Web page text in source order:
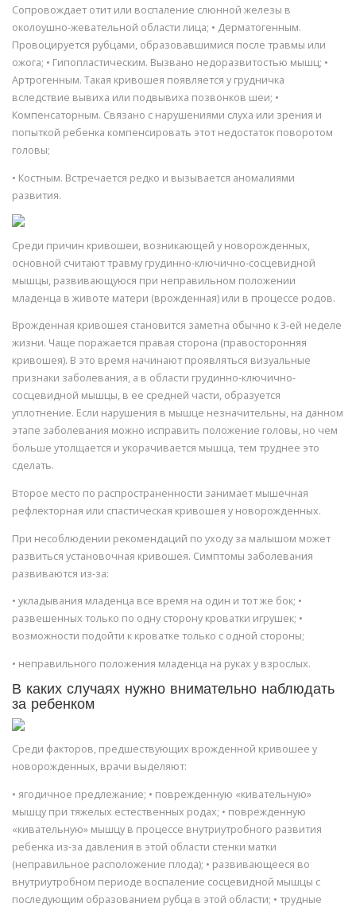
Сопровождает отит или воспаление слюнной железы в
околоушно-жевательной области лица; • Дерматогенным.
Провоцируется рубцами, образовавшимися после травмы или
ожога; • Гипопластическим. Вызвано недоразвитостью мышц; •
Артрогенным. Такая кривошея появляется у грудничка
вследствие вывиха или подвывиха позвонков шеи; •
Компенсаторным. Связано с нарушениями слуха или зрения и
попыткой ребенка компенсировать этот недостаток поворотом
головы;
• Костным. Встречается редко и вызывается аномалиями
развития.
Среди причин кривошеи, возникающей у новорожденных,
основной считают травму грудинно-ключично-сосцевидной
мышцы, развивающуюся при неправильном положении
младенца в животе матери (врожденная) или в процессе родов.
Врожденная кривошея становится заметна обычно к 3-ей неделе
жизни. Чаще поражается правая сторона (правосторонняя
кривошея). В это время начинают проявляться визуальные
признаки заболевания, а в области грудинно-ключично-
сосцевидной мышцы, в ее средней части, образуется
уплотнение. Если нарушения в мышце незначительны, на данном
этапе заболевания можно исправить положение головы, но чем
больше утолщается и укорачивается мышца, тем труднее это
сделать.
Второе место по распространенности занимает мышечная
рефлекторная или спастическая кривошея у новорожденных.
При несоблюдении рекомендаций по уходу за малышом может
развиться установочная кривошея. Симптомы заболевания
развиваются из-за:
• укладывания младенца все время на один и тот же бок; •
развешенных только по одну сторону кроватки игрушек; •
возможности подойти к кроватке только с одной стороны;
• неправильного положения младенца на руках у взрослых.
В каких случаях нужно внимательно наблюдать
за ребенком
Среди факторов, предшествующих врожденной кривошее у
новорожденных, врачи выделяют:
• ягодичное предлежание; • поврежденную «кивательную»
мышцу при тяжелых естественных родах; • поврежденную
«кивательную» мышцу в процессе внутриутробного развития
ребенка из-за давления в этой области стенки матки
(неправильное расположение плода); • развивающееся во
внутриутробном периоде воспаление сосцевидной мышцы с
последующим образованием рубца в этой области; • трудные